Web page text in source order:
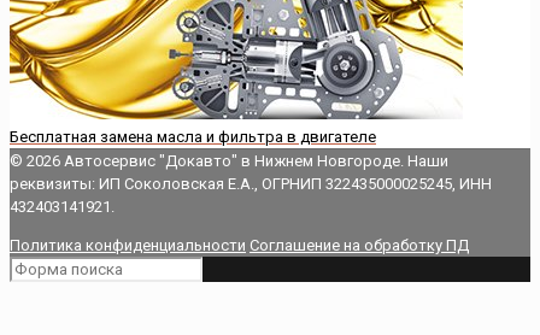
Бесплатная замена масла и фильтра в двигателе
© 2026 Автосервис "Докавто" в Нижнем Новгороде. Наши
реквизиты: ИП Соколовская Е.А., ОГРНИП 322435000025245, ИНН
432403141921.
Политика конфиденциальности Соглашение на обработку ПД